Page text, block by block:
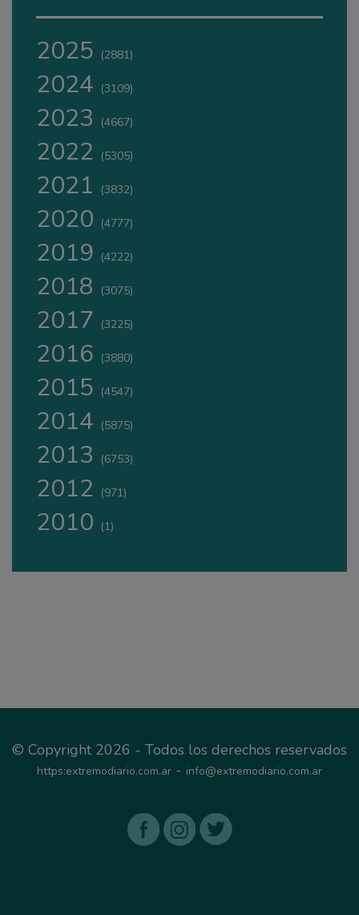
2025 (2881)
2024 (3109)
2023 (4667)
2022 (5305)
2021 (3832)
2020 (4777)
2019 (4222)
2018 (3075)
2017 (3225)
2016 (3880)
2015 (4547)
2014 (5875)
2013 (6753)
2012 (971)
2010 (1)
© Copyright 2026 - Todos los derechos reservados
https:extremodiario.com.ar - info@extremodiario.com.ar